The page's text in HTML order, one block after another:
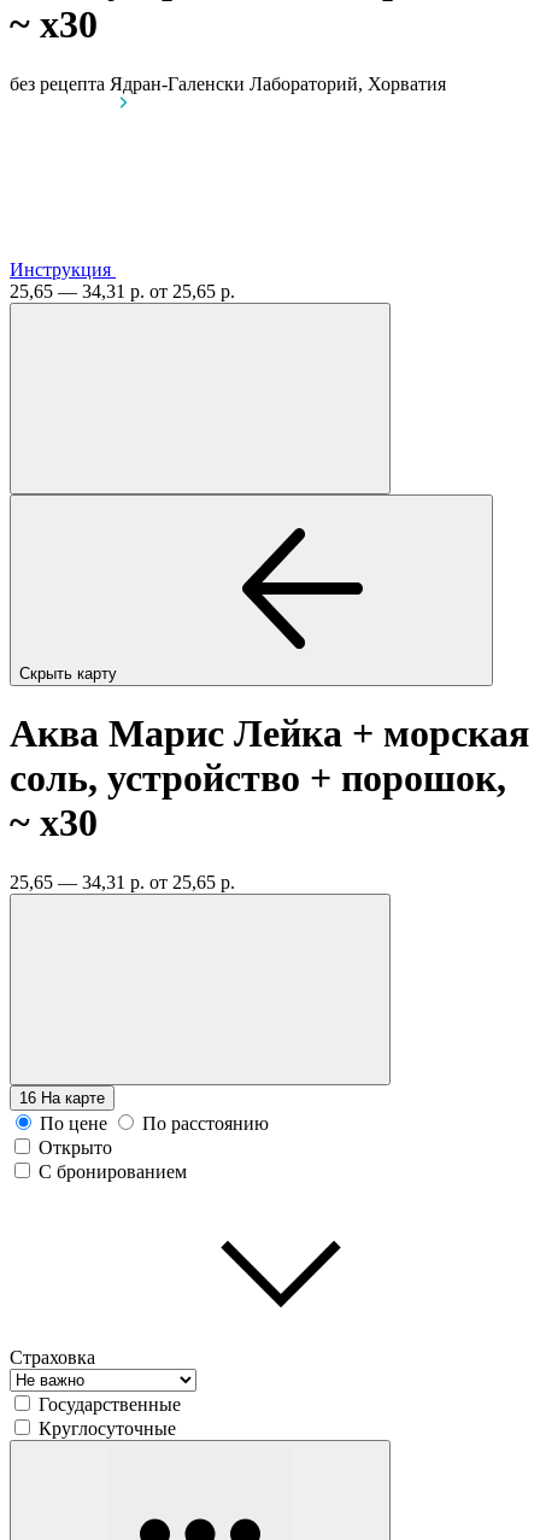
~ x30
без рецепта Ядран-Галенски Лабораторий, Хорватия
Инструкция
25,65 — 34,31 р. от 25,65 р.
Скрыть карту
Аква Марис Лейка + морская
соль, устройство + порошок,
~ x30
25,65 — 34,31 р. от 25,65 р.
16 На карте
По цене
По расстоянию
Открыто
С бронированием
Страховка
Государственные
Круглосуточные